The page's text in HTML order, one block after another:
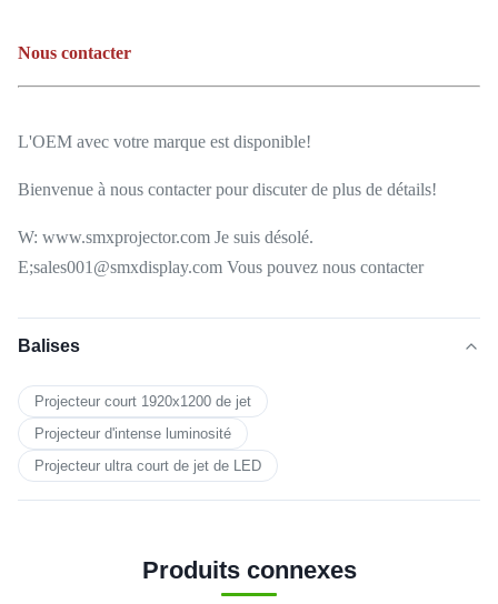
Nous contacter
L'OEM avec votre marque est disponible!
Bienvenue à nous contacter pour discuter de plus de détails!
W: www.smxprojector.com Je suis désolé.
E;sales001@smxdisplay.com Vous pouvez nous contacter
Balises
Projecteur court 1920x1200 de jet
Projecteur d'intense luminosité
Projecteur ultra court de jet de LED
Produits connexes